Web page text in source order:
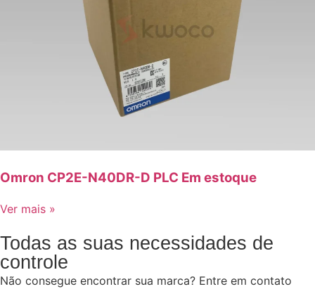
Omron CP2E-N40DR-D PLC Em estoque
Ver mais »
Todas as suas necessidades de
controle
Não consegue encontrar sua marca? Entre em contato